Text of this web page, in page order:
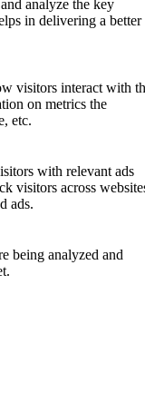
analyze the key
in delivering a better
visitors interact with
on metrics the
etc.
with relevant ads
visitors across
ads.
being analyzed and